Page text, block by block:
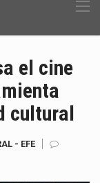
el cine
cultural
- EFE